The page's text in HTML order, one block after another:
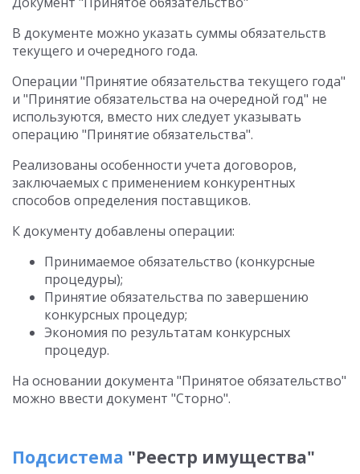
В документе можно указать суммы обязательств
текущего и очередного года.
Операции "Принятие обязательства текущего года"
и "Принятие обязательства на очередной год" не
используются, вместо них следует указывать
операцию "Принятие обязательства".
Реализованы особенности учета договоров,
заключаемых с применением конкурентных
способов определения поставщиков.
К документу добавлены операции:
Принимаемое обязательство (конкурсные
процедуры);
Принятие обязательства по завершению
конкурсных процедур;
Экономия по результатам конкурсных
процедур.
На основании документа "Принятое обязательство"
можно ввести документ "Сторно".
Подсистема "Реестр имущества"